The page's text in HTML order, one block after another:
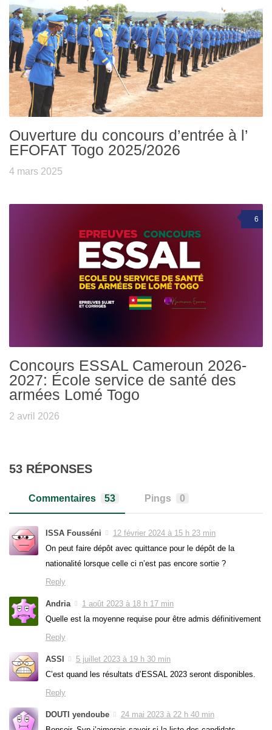
Ouverture du concours d’entrée à l’
EFOFAT Togo 2025/2026
4 mars 2025
6
Concours ESSAL Cameroun 2026-
2027: École service de santé des
armées Lomé Togo
2 avril 2026
53 RÉPONSES
Commentaires 53 Pings 0
ISSA Fousséni
12 février 2024 à 15 h 23 min
On peut faire dépôt avec quittance pour le dépôt de la
nationalité lorsque celle ci n’est pas encore sortie ?
Reply
Andria
1 août 2023 à 18 h 17 min
Quelle est la moyenne requise pour être admis définitivement
Reply
ASSI
5 juillet 2023 à 19 h 30 min
C’est quand les résultats d’ESSAL 2023 seront disponibles.
Reply
DOUTI yendoube
24 mai 2023 à 22 h 40 min